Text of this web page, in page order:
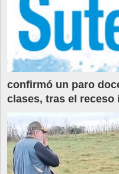
confirmó un paro
clases, tras el receso